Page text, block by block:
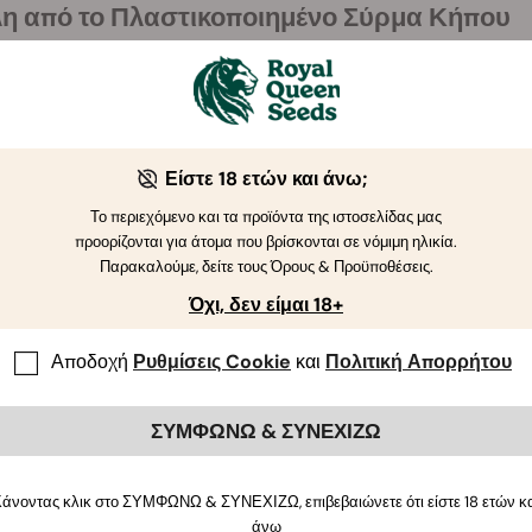
από το Πλαστικοποιημένο Σύρμα Κήπου
του πλαστικοποιημένου μας σύρματος προσφέρει πολλαπλά
Ο ισχυρός μεταλλικός πυρήνας με προστατευτική
προς τα φυτά:Η λεία επιφάνεια αποτρέπει
Κατάλληλο για στήριξη αμπελιών,
τοποθέτηση:Ελαφρύ και εύκαμπτο, κόβεται και
Η πράσινη επίστρωση ταιριάζει διακριτικά με το
του Πλαστικοποιημένου Σύρματος Κήπου
1,4 mm με επένδυση είναι ιδανικό για πολλές εφαρμογές
Δημιούργησε πέργκολες, κλουβιά ή κάθετες
Ενίσχυσε φράχτες ή προσωρινές
& δέσιμο:Ιδανικό για ντοματιές, λυκίσκο ή
Είστε 18 ετών και άνω;
Το περιεχόμενο και τα προϊόντα της ιστοσελίδας μας
προορίζονται για άτομα που βρίσκονται σε νόμιμη ηλικία.
Παρακαλούμε, δείτε τους Όρους & Προϋποθέσεις.
Όχι, δεν είμαι 18+
Αποδοχή Ρυθμίσεις Cookie και Πολιτική Απορρήτου
ΣΥΜΦΩΝΩ & ΣΥΝΕΧΙΖΩ
κλικ στο ΣΥΜΦΩΝΩ & ΣΥΝΕΧΙΖΩ, επιβεβαιώνετε ότι είστε 18 ετών
άνω